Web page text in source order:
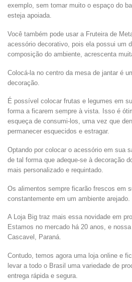
exemplo, sem tomar muito o espaço do
esteja apoiada.
Você também pode usar a Fruteira de
acessório decorativo, pois ela possui um
composição do ambiente, acrescenta
Colocá-la no centro da mesa de jantar é
decoração.
É possível colocar frutas e legumes em
forma a ficarem sempre à vista. Isso é
esqueça de consumi-los, uma vez que
permanecer esquecidos e estragar.
Optando por colocar o acessório em sua
de tal forma que adeque-se à decoração
mais personalizado e requintado.
Os alimentos sempre ficarão frescos em
constantemente em um ambiente arejado.
A Loja Big traz mais essa novidade em
Estamos no mercado há 20 anos, e
Cascavel, Paraná.
Contudo, temos agora uma loja online e
levar a todo o Brasil uma variedade de
entrega rápida e segura.